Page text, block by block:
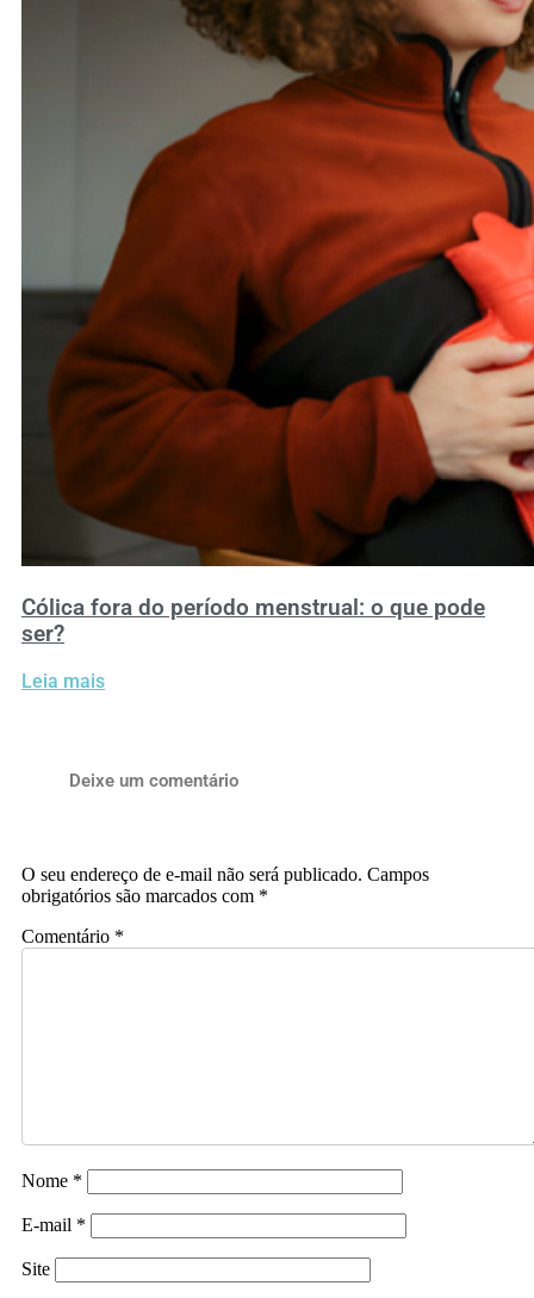
Cólica fora do período menstrual: o que pode
ser?
Leia mais
Deixe um comentário
O seu endereço de e-mail não será publicado. Campos
obrigatórios são marcados com *
Comentário *
Nome *
E-mail *
Site